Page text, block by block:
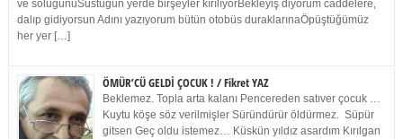
ve soluğunuSustuğun yerde birşeyler kırılıyorBekleyiş diyorum caddelere,
dalıp gidiyorsun Adını yazıyorum bütün otobüs duraklarınaÖpüştüğümüz
her yer […]
ÖMÜR’CÜ GELDİ ÇOCUK ! / Fikret YAZ
Beklemez. Topla arta kalanı Pencereden satıver çocuk …
Kuytu köşe söz verilmişler Süründürür öldürmez. Süpür
gitsen Geç oldu istemez… Küskün yıldız asardım Kırılgan